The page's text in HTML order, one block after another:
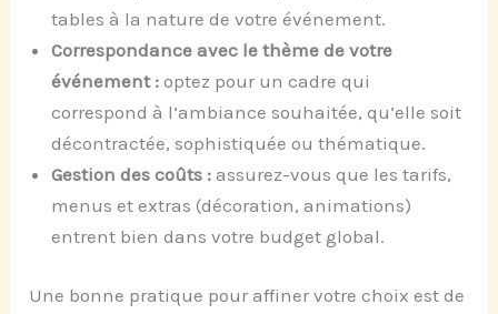
tables à la nature de votre événement.
Correspondance avec le thème de votre
événement : optez pour un cadre qui
correspond à l’ambiance souhaitée, qu’elle soit
décontractée, sophistiquée ou thématique.
Gestion des coûts : assurez-vous que les tarifs,
menus et extras (décoration, animations)
entrent bien dans votre budget global.
Une bonne pratique pour affiner votre choix est de